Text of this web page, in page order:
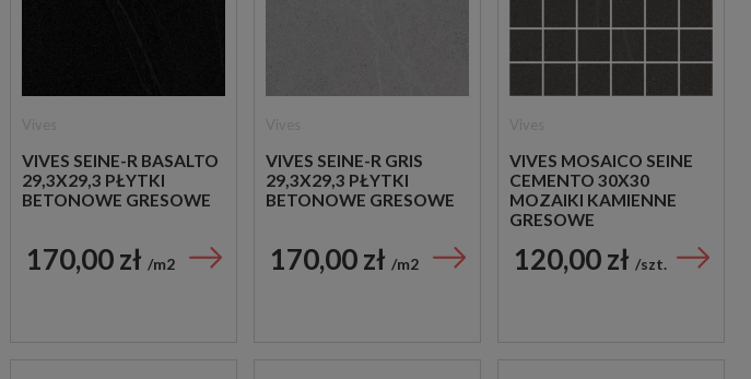
VIVES SEINE-R BASALTO
29,3X29,3 PŁYTKI
BETONOWE GRESOWE
170,00 zł m2
VIVES SEINE-R GRIS
29,3X29,3 PŁYTKI
BETONOWE GRESOWE
170,00 zł m2
VIVES MOSAICO SEINE
CEMENTO 30X30
MOZAIKI KAMIENNE
GRESOWE
120,00 zł szt.